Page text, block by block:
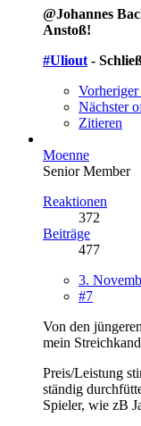
@Johannes
Anstoß!
#Uliout -
Nächster
Zitieren
Moenne
Senior Member
Reaktionen
372
Beiträge
477
3.
#7
Von den
mein
Preis/Leistung
ständig
Spieler, wie zB